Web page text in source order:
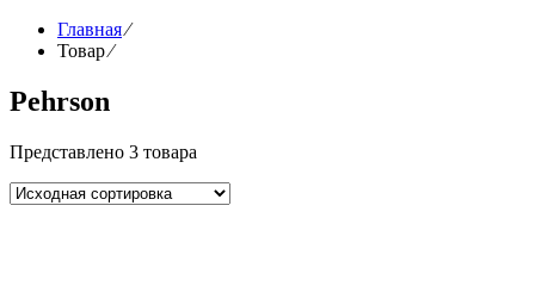
Главная⁄
Товар⁄
Pehrson
Представлено 3 товара